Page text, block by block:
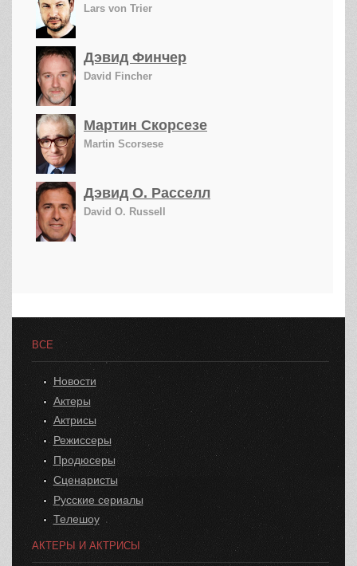
Lars von Trier
Дэвид Финчер
David Fincher
Мартин Скорсезе
Martin Scorsese
Дэвид О. Расселл
David O. Russell
ВСЕ
Новости
Актеры
Актрисы
Режиссеры
Продюсеры
Сценаристы
Русские сериалы
Телешоу
АКТЕРЫ И АКТРИСЫ